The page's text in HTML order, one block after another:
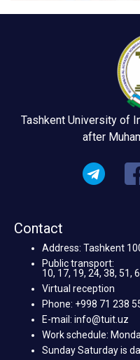
Tashkent University of
after
Contact
Address: Tashkent
Public transport:
10, 17, 19, 24, 38, 51,
Virtual reception
Phone: +998 71 238
E-mail: info@tuit.uz
Work schedule:
Sunday Saturday is